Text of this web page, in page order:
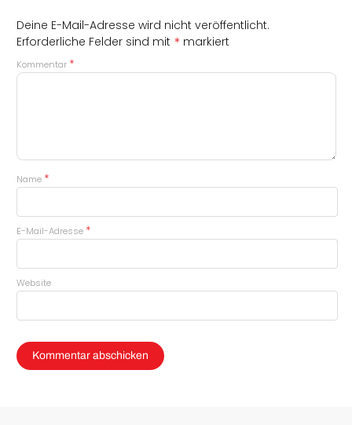
Deine E-Mail-Adresse wird nicht veröffentlicht.
Erforderliche Felder sind mit * markiert
Kommentar *
Name *
E-Mail-Adresse *
Website